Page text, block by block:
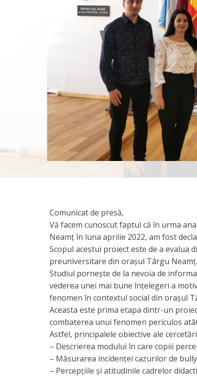
Comunicat de presă,
Vă facem cunoscut faptul că în urma
Neamț în luna aprilie 2022, am fost
Scopul acestui proiect este de a
preuniversitare din orașul Târgu Neamț.
Studiul pornește de la nevoia de
vederea unei mai bune înțelegeri a
fenomen în contextul social din orașul
Aceasta este prima etapa dintr-un
combaterea unui fenomen periculos
Astfel, principalele obiective ale
– Descrierea modului în care copiii
– Măsurarea incidenţei cazurilor de
– Percepțiile și atitudinile cadrelor